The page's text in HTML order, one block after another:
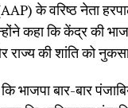
के वरिष्ठ नेता
कहा कि केंद्र की
की शांति को
भाजपा बार-बार